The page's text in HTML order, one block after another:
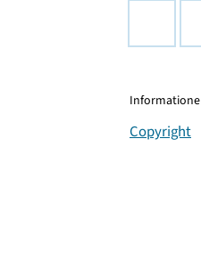
Copyright